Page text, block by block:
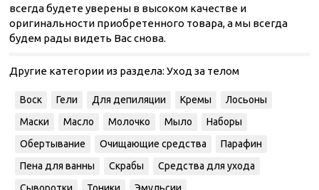
всегда будете уверены в высоком качестве и
оригинальности приобретенного товара, а мы всегда
будем рады видеть Вас снова.
Другие категории из раздела: Уход за телом
Воск Гели Для депиляции Кремы
Лосьоны
Маски
Масло Молочко Мыло
Наборы
Обертывание
Очищающие средства
Парафин
Пена для ванны
Скрабы
Средства для ухода